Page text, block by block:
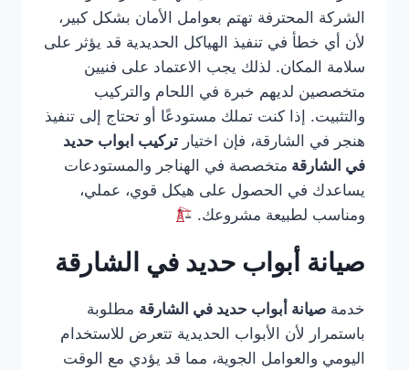
الشركة المحترفة تهتم بعوامل الأمان بشكل كبير،
لأن أي خطأ في تنفيذ الهياكل الحديدية قد يؤثر على
سلامة المكان. لذلك يجب الاعتماد على فنيين
متخصصين لديهم خبرة في اللحام والتركيب
والتثبيت. إذا كنت تملك مستودعًا أو تحتاج إلى تنفيذ
هنجر في الشارقة، فإن اختيار تركيب ابواب حديد
في الشارقة متخصصة في الهناجر والمستودعات
يساعدك في الحصول على هيكل قوي، عملي،
ومناسب لطبيعة مشروعك.
صيانة أبواب حديد في الشارقة
خدمة صيانة أبواب حديد في الشارقة مطلوبة
باستمرار لأن الأبواب الحديدية تتعرض للاستخدام
اليومي والعوامل الجوية، مما قد يؤدي مع الوقت